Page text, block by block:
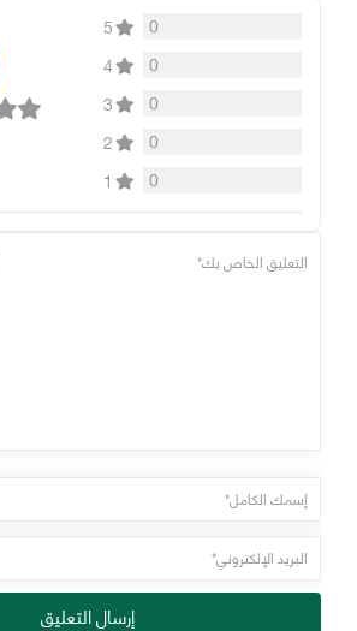
0
5
0
4
0
3
0
2
0
1
إرسال التعليق